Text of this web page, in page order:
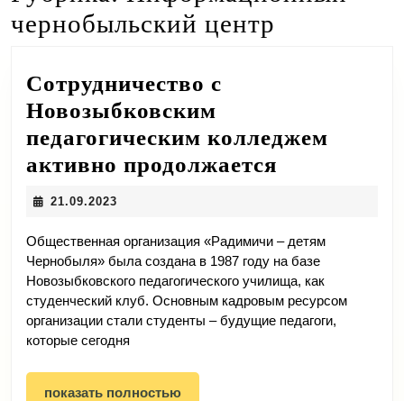
чернобыльский центр
Сотрудничество с
Новозыбковским
педагогическим колледжем
активно продолжается
колледжем
активно
21.09.2023
Общественная организация «Радимичи – детям
Чернобыля» была создана в 1987 году на базе
Новозыбковского педагогического училища, как
студенческий клуб. Основным кадровым ресурсом
организации стали студенты – будущие педагоги,
которые сегодня
показать полностьюпоказать